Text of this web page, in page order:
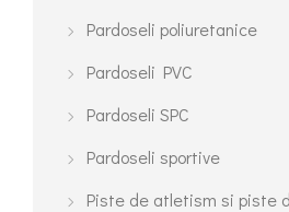
Pardoseli poliuretanice
Pardoseli PVC
Pardoseli SPC
Pardoseli sportive
Piste de atletism si piste